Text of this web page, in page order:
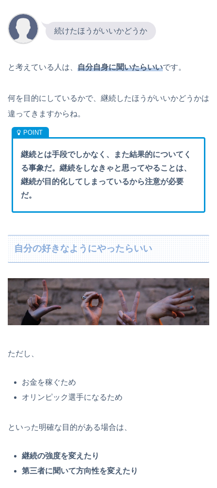
続けたほうがいいかどうか
と考えている人は、 自分自身に聞いたらいいです。
何を目的にしているかで、継続したほうがいいかどうかは
違ってきますからね。
継続とは手段でしかなく、また結果的についてく
る事象だ。継続をしなきゃと思ってやることは、
継続が目的化してしまっているから注意が必要
だ。
自分の好きなようにやったらいい
ただし、
お金を稼ぐため
オリンピック選手になるため
といった明確な目的がある場合は、
継続の強度を変えたり
第三者に聞いて方向性を変えたり